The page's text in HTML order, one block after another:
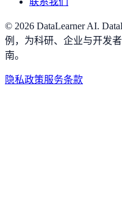
© 2026 DataLearner AI.
例，为科研、企业与开发
南。
隐私政策服务条款